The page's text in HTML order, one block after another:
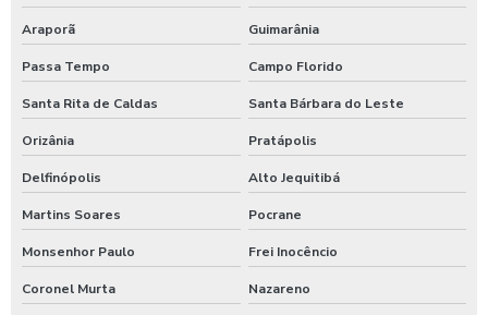
Araporã Guimarânia
Passa Tempo Campo Florido
Santa Rita de Caldas Santa Bárbara do Leste
Orizânia Pratápolis
Delfinópolis Alto Jequitibá
Martins Soares Pocrane
Monsenhor Paulo Frei Inocêncio
Coronel Murta Nazareno